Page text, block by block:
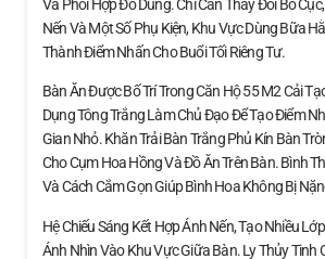
Và Phối Hợp Đồ Dùng. Chỉ Cần Thay Đổi Bố
Nến Và Một Số Phụ Kiện, Khu Vực Dùng Bữa
Thành Điểm Nhấn Cho Buổi Tối Riêng Tư.
Bàn Ăn Được Bố Trí Trong Căn Hộ 55 M2 Cải
Dụng Tông Trắng Làm Chủ Đạo Để Tạo Điểm
Gian Nhỏ. Khăn Trải Bàn Trắng Phủ Kín Bàn
Cho Cụm Hoa Hồng Và Đồ Ăn Trên Bàn. Bình
Và Cách Cắm Gọn Giúp Bình Hoa Không Bị
Hệ Chiếu Sáng Kết Hợp Ánh Nến, Tạo Nhiều
Ánh Nhìn Vào Khu Vực Giữa Bàn. Ly Thủy Tinh